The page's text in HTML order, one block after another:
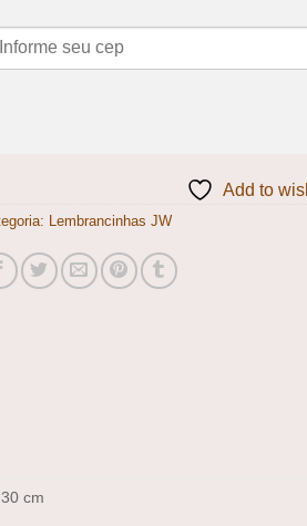
Add to
Lembrancinhas JW
cm